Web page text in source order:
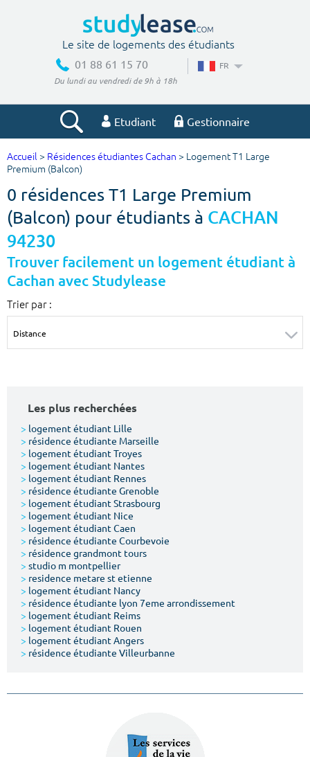
Le site de logements des étudiants
01 88 61 15 70
Du lundi au vendredi de 9h à 18h
FR
Etudiant Gestionnaire
Votre recherche
Ville, école
Budget min
€
Budget max
m² m²
Votre date d'entrée
Chercher
Accueil > Résidences étudiantes Cachan > Logement T1 Large
Premium (Balcon)
0 résidences T1 Large Premium
(Balcon) pour étudiants à CACHAN
94230
Trouver facilement un logement étudiant à
Cachan avec Studylease
Trier par :
Les plus recherchées
> logement étudiant Lille
> résidence étudiante Marseille
> logement étudiant Troyes
> logement étudiant Nantes
> logement étudiant Rennes
> résidence étudiante Grenoble
> logement étudiant Strasbourg
> logement étudiant Nice
> logement étudiant Caen
> résidence étudiante Courbevoie
> résidence grandmont tours
> studio m montpellier
> residence metare st etienne
> logement étudiant Nancy
> résidence étudiante lyon 7eme arrondissement
> logement étudiant Reims
> logement étudiant Rouen
> logement étudiant Angers
> résidence étudiante Villeurbanne